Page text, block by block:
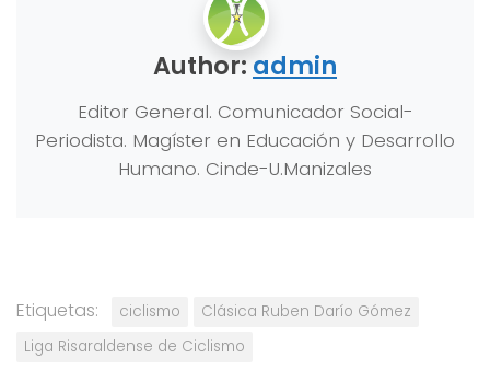
Author:admin
Editor General. Comunicador Social-
Periodista. Magíster en Educación y Desarrollo
Humano. Cinde-U.Manizales
Etiquetas: ciclismo
Clásica Ruben Darío Gómez
Liga Risaraldense de Ciclismo